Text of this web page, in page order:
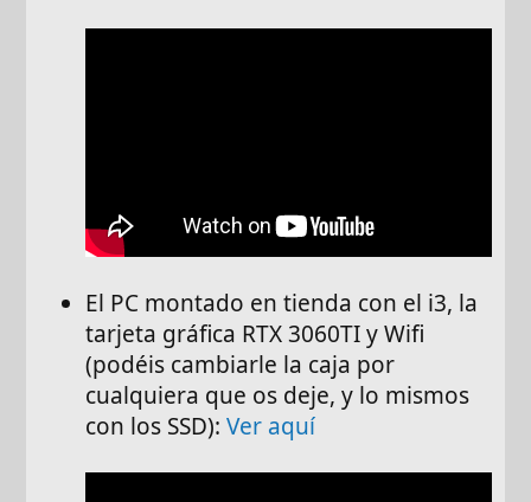
El PC montado en tienda con el i3, la
tarjeta gráfica RTX 3060TI y Wifi
(podéis cambiarle la caja por
cualquiera que os deje, y lo mismos
con los SSD):Ver aquí